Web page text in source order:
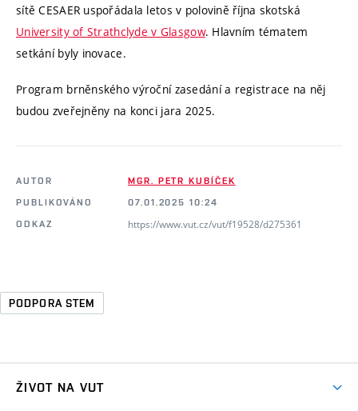
sítě CESAER uspořádala letos v polovině října skotská
University of Strathclyde v Glasgow. Hlavním tématem
setkání byly inovace.
Program brněnského výroční zasedání a registrace na něj
budou zveřejněny na konci jara 2025.
AUTOR
MGR. PETR KUBÍČEK
PUBLIKOVÁNO
07.01.2025 10:24
ODKAZ
https://www.vut.cz/vut/f19528/d275361
PODPORA STEM
ŽIVOT NA VUT